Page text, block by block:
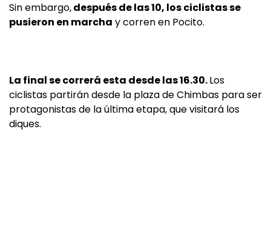
Sin embargo,después de las 10, los ciclistas se
pusieron en marcha y corren en Pocito.
La final se correrá esta desde las 16.30.Los
ciclistas partirán desde la plaza de Chimbas para ser
protagonistas de la última etapa, que visitará los
diques.